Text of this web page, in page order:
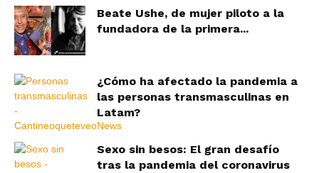
Beate Ushe, de mujer piloto a la
fundadora de la primera...
¿Cómo ha afectado la pandemia a
las personas transmasculinas en
Latam?
Sexo sin besos: El gran desafío
tras la pandemia del coronavirus